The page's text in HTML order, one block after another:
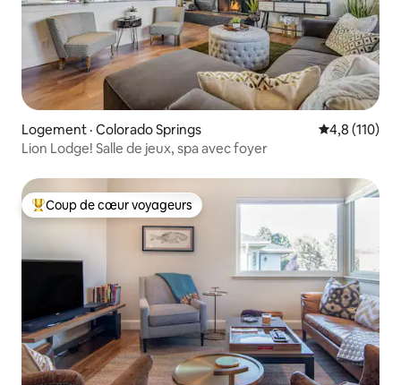
Logement · Colorado Springs Note
4,8 (110)
Lion Lodge! Salle de jeux, spa avec foyer
Coup de cœur voyageurs parmi les plus aimés
Coup de cœur voyageurs